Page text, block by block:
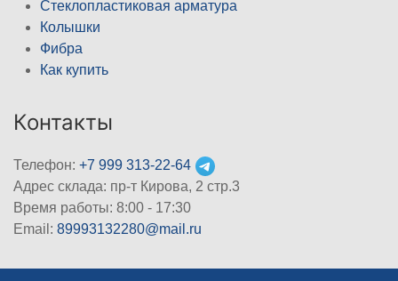
Стеклопластиковая арматура
Колышки
Фибра
Как купить
Контакты
Телефон: +7 999 313-22-64
Адрес склада: пр-т Кирова, 2 стр.3
Время работы: 8:00 - 17:30
Email: 89993132280@mail.ru